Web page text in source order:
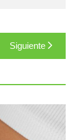
Siguiente